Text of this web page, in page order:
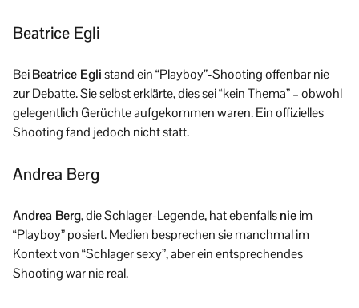
Beatrice Egli
BeiBeatrice Eglistand ein “Playboy”-Shooting offenbar nie
zur Debatte. Sie selbst erklärte, dies sei “kein Thema” – obwohl
gelegentlich Gerüchte aufgekommen waren. Ein offizielles
Shooting fand jedoch nicht statt.
Andrea Berg
Andrea Berg, die Schlager-Legende, hat ebenfallsnieim
“Playboy” posiert. Medien besprechen sie manchmal im
Kontext von “Schlager sexy”, aber ein entsprechendes
Shooting war nie real.